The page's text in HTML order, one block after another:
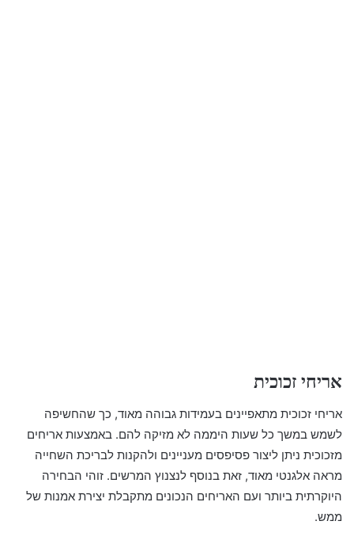
אריחי זכוכית
אריחי זכוכית מתאפיינים בעמידות גבוהה מאוד, כך שהחשיפה
לשמש במשך כל שעות היממה לא מזיקה להם. באמצעות אריחים
מזכוכית ניתן ליצור פסיפסים מעניינים ולהקנות לבריכת השחייה
מראה אלגנטי מאוד, זאת בנוסף לנצנוץ המרשים. זוהי הבחירה
היוקרתית ביותר ועם האריחים הנכונים מתקבלת יצירת אמנות של
ממש.